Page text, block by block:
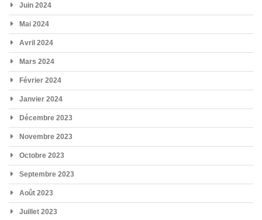
Juin 2024
Mai 2024
Avril 2024
Mars 2024
Février 2024
Janvier 2024
Décembre 2023
Novembre 2023
Octobre 2023
Septembre 2023
Août 2023
Juillet 2023